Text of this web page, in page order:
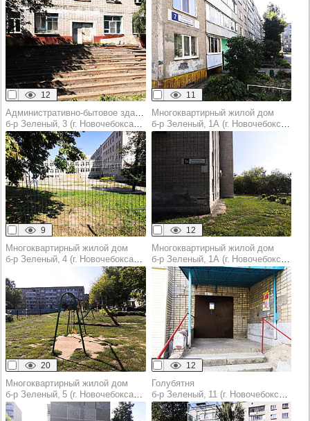
12 11
б‑р Зеленый, 3 (г. Новочебоксарск)
9
Многоквартирный жилой дом
б‑р Зеленый, 1А (г. Новочебоксарск)
12
Многоквартирный жилой дом
б‑р Зеленый, 4 (г. Новочебоксарск)
20
Многоквартирный жилой дом
б‑р Зеленый, 1А (г. Новочебоксарск)
12
Многоквартирный жилой дом
б‑р Зеленый, 5 (г. Новочебоксарск)
Голубятня
б‑р Зеленый, 11 (г. Новочебоксарск)